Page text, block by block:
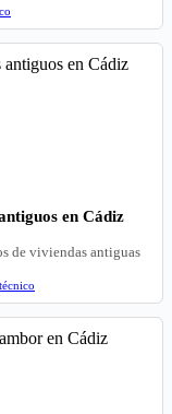
en Cádiz
de viviendas antiguas